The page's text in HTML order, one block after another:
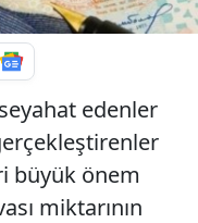
edenler
büyük önem
miktarının